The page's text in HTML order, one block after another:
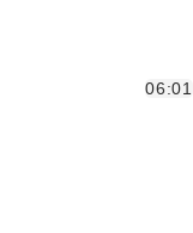
06:01